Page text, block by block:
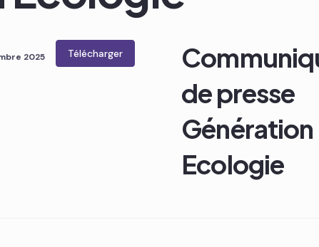
2025 Télécharger
de presse
Génération
Ecologie